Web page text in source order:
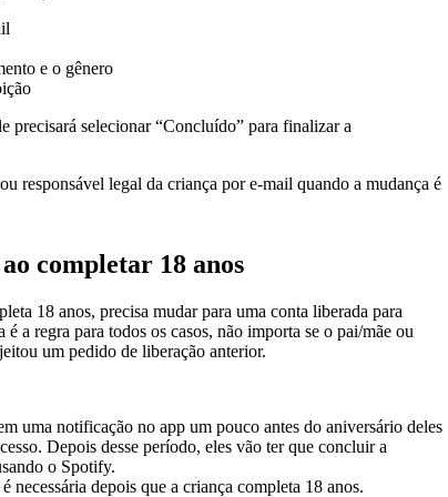
e o gênero
precisará selecionar “Concluído” para finalizar a
responsável legal da criança por e-mail quando a mudança é
completar 18 anos
18 anos, precisa mudar para uma conta liberada para
a regra para todos os casos, não importa se o pai/mãe ou
um pedido de liberação anterior.
uma notificação no app um pouco antes do aniversário deles
Depois desse período, eles vão ter que concluir a
o Spotify.
necessária depois que a criança completa 18 anos.